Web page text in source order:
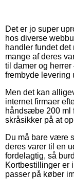
Det er jo super
hos diverse
handler fundet
mange af deres
til damer og
frembyde levering
Men det kan
internet firmaer
håndsæbe 200 ml
skråsikker på at
Du må bare være
deres varer til en
fordelagtig, så
Kortbestillinger er
passer på køber